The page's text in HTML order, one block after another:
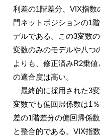
利差の1階差分、VIX指
門ネットポジションの1
デルである。この3変数
変数のみのモデルや八つ
よりも、修正済みR2乗
の適合度は高い。
最終的に採用された3
変数でも偏回帰係数は1
差の1階差分の偏回帰係
と整合的である。VIX指